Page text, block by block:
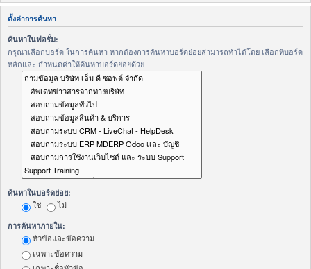
ตั้งค่าการค้นหา
ค้นหาในฟอรั่ม:
กรุณาเลือกบอร์ด ในการค้นหา หากต้องการค้นหาบอร์ดย่อยสามารถทำได้โดย เลือกที่บอร์ด
หลักและ กำหนดค่าให้ค้นหาบอร์ดย่อยด้วย
ค้นหาในบอร์ดย่อย:
ใช่ ไม่
การค้นหาภายใน:
หัวข้อและข้อความ
เฉพาะข้อความ